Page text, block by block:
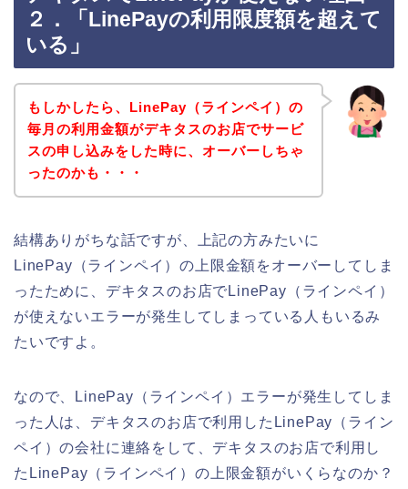
２．「LinePayの利用限度額を超えて
いる」
もしかしたら、LinePay（ラインペイ）の
毎月の利用金額がデキタスのお店でサービ
スの申し込みをした時に、オーバーしちゃ
ったのかも・・・
結構ありがちな話ですが、上記の方みたいに
LinePay（ラインペイ）の上限金額をオーバーしてしま
ったために、デキタスのお店でLinePay（ラインペイ）
が使えないエラーが発生してしまっている人もいるみ
たいですよ。
なので、LinePay（ラインペイ）エラーが発生してしま
った人は、デキタスのお店で利用したLinePay（ライン
ペイ）の会社に連絡をして、デキタスのお店で利用し
たLinePay（ラインペイ）の上限金額がいくらなのか？